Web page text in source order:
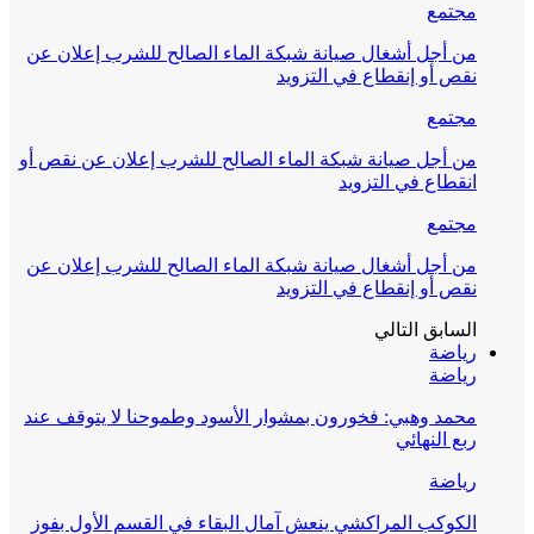
مجتمع
من أجل أشغال صيانة شبكة الماء الصالح للشرب إعلان عن
نقص أو إنقطاع في التزويد
مجتمع
من أجل صيانة شبكة الماء الصالح للشرب إعلان عن نقص أو
انقطاع في التزويد
مجتمع
من أجل أشغال صيانة شبكة الماء الصالح للشرب إعلان عن
نقص أو إنقطاع في التزويد
السابق التالي
رياضة
رياضة
محمد وهبي: فخورون بمشوار الأسود وطموحنا لا يتوقف عند
ربع النهائي
رياضة
الكوكب المراكشي ينعش آمال البقاء في القسم الأول بفوز